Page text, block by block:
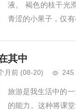
液。 褐色的枝干光
青涩的小果子，仅
其中
月前 (08-20) 245
旅游是我生活中的
的能力。这种将课